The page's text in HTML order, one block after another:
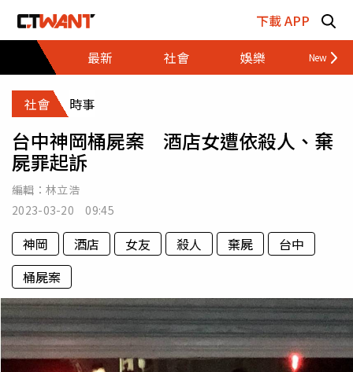
下載 APP
最新
社會 娛樂 財經
社會 時事
台中神岡桶屍案 酒店女遭依殺人、棄
屍罪起訴
編輯： 林立浩
2023-03-20 09:45
神岡 酒店 女友 殺人 棄屍
台中
桶屍案